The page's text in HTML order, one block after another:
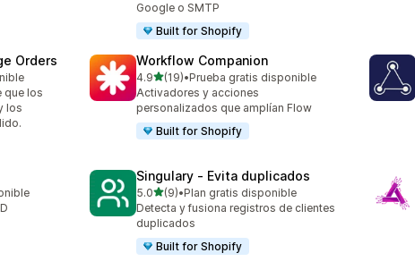
Google o SMTP
Built for Shopify
Orders
que los
los
Workflow Companion
4.9de 5 estrellas
(19)
19 reseñas en total
•Prueba gratis disponible
Activadores y acciones
personalizados que amplían Flow
Built for Shopify
Singulary ‑ Evita duplicados
5.0de 5 estrellas
(9)
9 reseñas en total
•Plan gratis disponible
Detecta y fusiona registros de clientes
duplicados
Built for Shopify